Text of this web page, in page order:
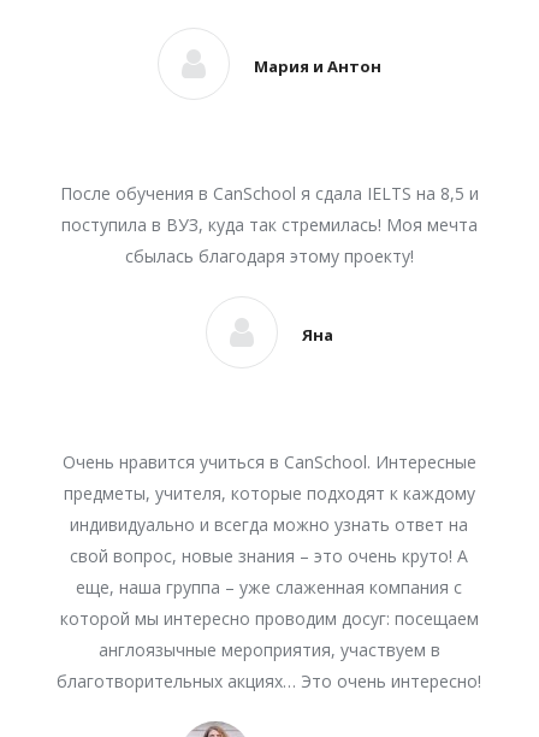
Мария и Антон
После обучения в CanSchool я сдала IELTS на 8,5 и
поступила в ВУЗ, куда так стремилась! Моя мечта
сбылась благодаря этому проекту!
Яна
Очень нравится учиться в CanSchool. Интересные
предметы, учителя, которые подходят к каждому
индивидуально и всегда можно узнать ответ на
свой вопрос, новые знания – это очень круто! А
еще, наша группа – уже слаженная компания с
которой мы интересно проводим досуг: посещаем
англоязычные мероприятия, участвуем в
благотворительных акциях… Это очень интересно!